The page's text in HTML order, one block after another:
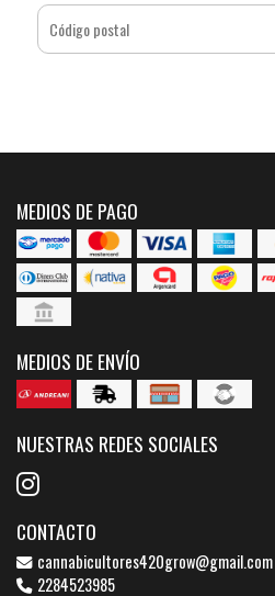
MEDIOS DE PAGO
MEDIOS DE ENVÍO
NUESTRAS REDES SOCIALES
CONTACTO
cannabicultores420grow@gmail.com
2284523985